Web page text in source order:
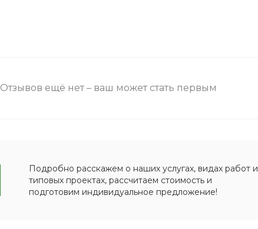
Отзывов ещё нет – ваш может стать первым
Подробно расскажем о наших услугах, видах работ и
типовых проектах, рассчитаем стоимость и
подготовим индивидуальное предложение!